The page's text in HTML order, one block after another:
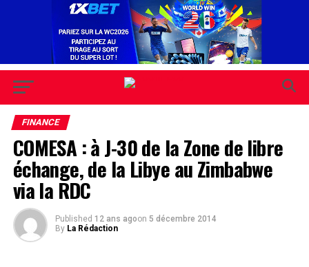
FINANCE
COMESA : à J-30 de la Zone de libre
échange, de la Libye au Zimbabwe
via la RDC
Published 12 ans agoon 5 décembre 2014
By La Rédaction